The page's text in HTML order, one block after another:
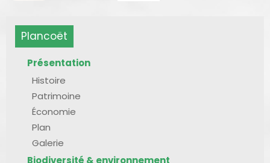
Plancoët
Présentation
Histoire
Patrimoine
Économie
Plan
Galerie
Biodiversité & environnement